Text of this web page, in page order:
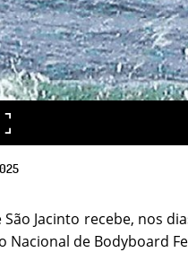
São Jacinto recebe, nos
Nacional de Bodyboard